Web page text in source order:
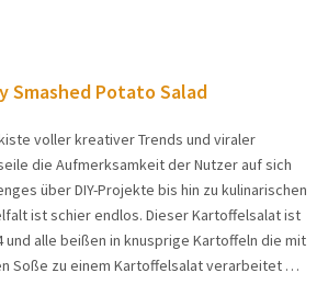
Smashed Potato Salad
voller kreativer Trends und viraler
die Aufmerksamkeit der Nutzer auf sich
über DIY-Projekte bis hin zu kulinarischen
ist schier endlos. Dieser Kartoffelsalat ist
und alle beißen in knusprige Kartoffeln die mit
Soße zu einem Kartoffelsalat verarbeitet …